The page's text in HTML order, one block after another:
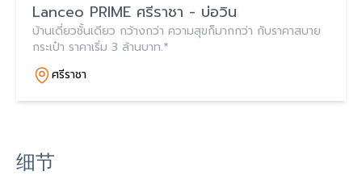
Lanceo PRIME ศรีราชา - บ่อวิน
บ้านเดี่ยวชั้นเดียว กว้างกว่า ความสุขก็มากกว่า กับราคาสบาย
กระเป๋า ราคาเริ่ม 3 ล้านบาท.*
ศรีราชา
细节